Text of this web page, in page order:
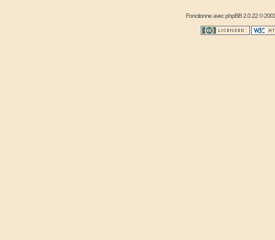
Fonctionne avecphpBB2.0.22 ©